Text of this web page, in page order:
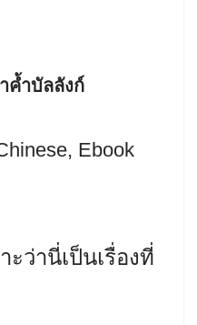
ค้ำบัลลังก์
, Ebook
ะว่านี่เป็นเรื่องที่